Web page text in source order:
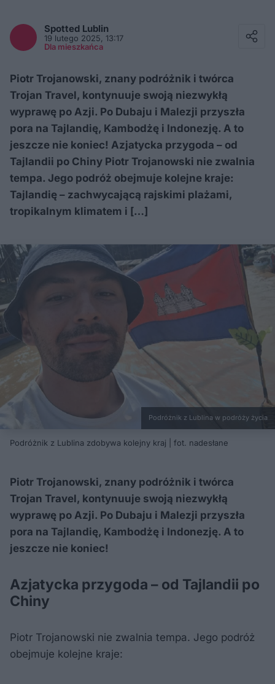
Spotted Lublin
19 lutego 2025, 13:17
Dla mieszkańca
Piotr Trojanowski, znany podróżnik i twórca
Trojan Travel, kontynuuje swoją niezwykłą
wyprawę po Azji. Po Dubaju i Malezji przyszła
pora na Tajlandię, Kambodżę i Indonezję. A to
jeszcze nie koniec! Azjatycka przygoda – od
Tajlandii po Chiny Piotr Trojanowski nie zwalnia
tempa. Jego podróż obejmuje kolejne kraje:
Tajlandię – zachwycającą rajskimi plażami,
tropikalnym klimatem i […]
Podróżnik z Lublina w podróży życia
Podróżnik z Lublina zdobywa kolejny kraj | fot. nadesłane
Piotr Trojanowski, znany podróżnik i twórca
Trojan Travel, kontynuuje swoją niezwykłą
wyprawę po Azji. Po Dubaju i Malezji przyszła
pora na Tajlandię, Kambodżę i Indonezję. A to
jeszcze nie koniec!
Azjatycka przygoda – od Tajlandii po
Chiny
Piotr Trojanowski nie zwalnia tempa. Jego podróż
obejmuje kolejne kraje: